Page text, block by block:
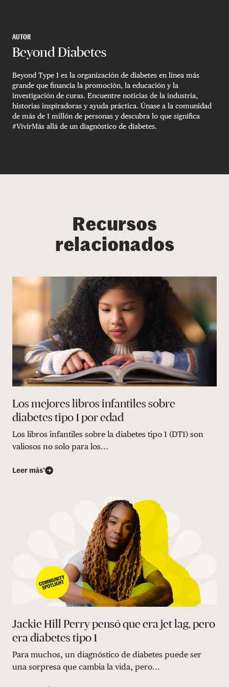
AUTOR
Beyond Diabetes
Beyond Type 1 es la organización de diabetes en línea más
grande que financia la promoción, la educación y la
investigación de curas. Encuentre noticias de la industria,
historias inspiradoras y ayuda práctica. Únase a la comunidad
de más de 1 millón de personas y descubra lo que significa
#VivirMás allá de un diagnóstico de diabetes.
Recursos
relacionados
Los mejores libros infantiles sobre
diabetes tipo 1 por edad
Los libros infantiles sobre la diabetes tipo 1 (DT1) son
valiosos no solo para los...
Leer más’
Jackie Hill Perry pensó que era jet lag, pero
era diabetes tipo 1
Para muchos, un diagnóstico de diabetes puede ser
una sorpresa que cambia la vida, pero...